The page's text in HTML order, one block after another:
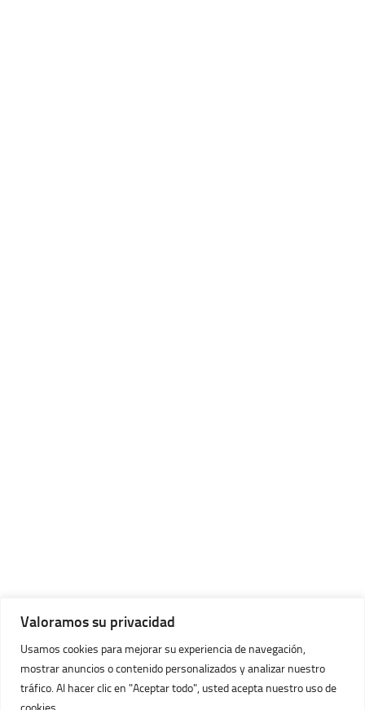
Valoramos su privacidad
Usamos cookies para mejorar su experiencia de navegación,
mostrar anuncios o contenido personalizados y analizar nuestro
tráfico. Al hacer clic en "Aceptar todo", usted acepta nuestro uso de